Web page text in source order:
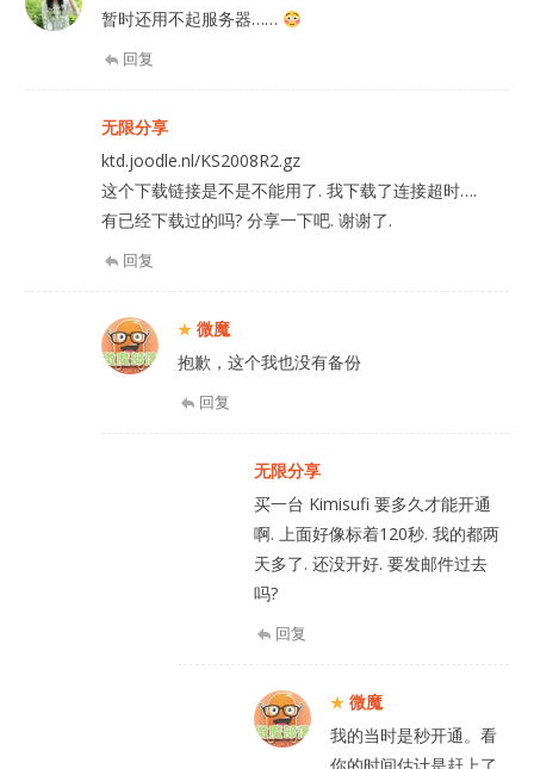
暂时还用不起服务器……
回复
无限分享
ktd.joodle.nl/KS2008R2.gz
这个下载链接是不是不能用了. 我下载了连接超时….
有已经下载过的吗? 分享一下吧. 谢谢了.
回复
微魔
抱歉，这个我也没有备份
回复
无限分享
买一台 Kimisufi 要多久才能开通
啊. 上面好像标着120秒. 我的都两
天多了. 还没开好. 要发邮件过去
吗?
回复
微魔
我的当时是秒开通。看